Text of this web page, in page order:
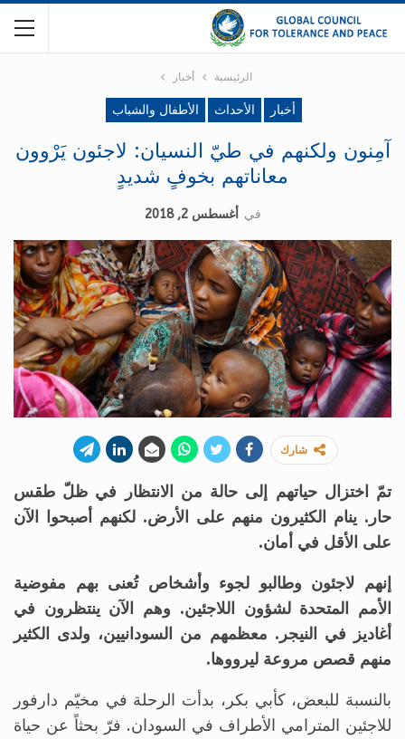
الرئيسية أخبار
أخبار الأحداث الأطفال والشباب
آمِنون ولكنهم في طيّ النسيان: لاجئون يَرْوون
معاناتهم بخوفٍ شديدٍ
في أغسطس 2, 2018
شارك
تمّ اختزال حياتهم إلى حالة من الانتظار في ظلّ طقس
حار. ينام الكثيرون منهم على الأرض. لكنهم أصبحوا الآن
على الأقل في أمان.
إنهم لاجئون وطالبو لجوء وأشخاص تُعنى بهم مفوضية
الأمم المتحدة لشؤون اللاجئين. وهم الآن ينتظرون في
أغاديز في النيجر. معظمهم من السودانيين، ولدى الكثير
منهم قصص مروعة ليرووها.
بالنسبة للبعض، كأبي بكر، بدأت الرحلة في مخيّم دارفور
للاجئين المترامي الأطراف في السودان. فرّ بحثاً عن حياة